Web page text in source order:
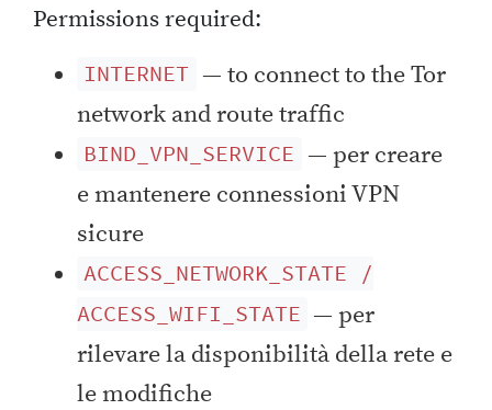
Permissions required:
INTERNET — to connect to the Tor
network and route traffic
BIND_VPN_SERVICE — per creare
e mantenere connessioni VPN
sicure
ACCESS_NETWORK_STATE /
ACCESS_WIFI_STATE — per
rilevare la disponibilità della rete e
le modifiche